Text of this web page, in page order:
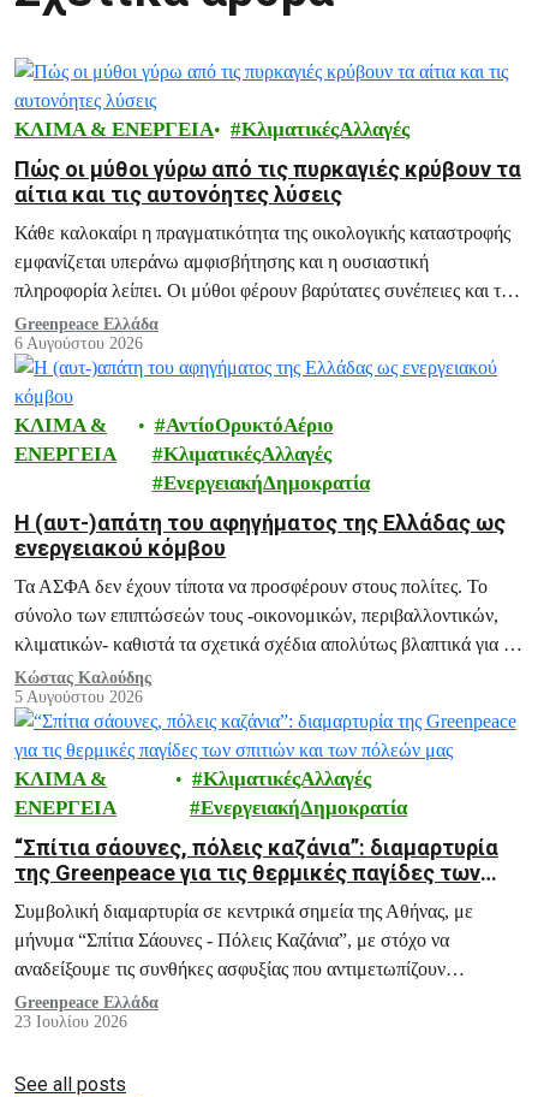
ΚΛΙΜΑ & ΕΝΕΡΓΕΙΑ ΚλιματικέςΑλλαγές
Πώς οι μύθοι γύρω από τις πυρκαγιές κρύβουν τα
αίτια και τις αυτονόητες λύσεις
Κάθε καλοκαίρι η πραγματικότητα της οικολογικής καταστροφής
εμφανίζεται υπεράνω αμφισβήτησης και η ουσιαστική
πληροφορία λείπει. Οι μύθοι φέρουν βαρύτατες συνέπειες και το
ξεδιάλυμά τους αποτελεί ευθύνη μας.
Greenpeace Ελλάδα
6 Αυγούστου 2026
ΚΛΙΜΑ &
ΕΝΕΡΓΕΙΑ
ΑντίοΟρυκτόΑέριο
ΚλιματικέςΑλλαγές
ΕνεργειακήΔημοκρατία
H (αυτ-)απάτη του αφηγήματος της Ελλάδας ως
ενεργειακού κόμβου
Τα ΑΣΦΑ δεν έχουν τίποτα να προσφέρουν στους πολίτες. Το
σύνολο των επιπτώσεών τους -οικονομικών, περιβαλλοντικών,
κλιματικών- καθιστά τα σχετικά σχέδια απολύτως βλαπτικά για το
μέλλον της Ελλάδας.
Κώστας Καλούδης
5 Αυγούστου 2026
ΚΛΙΜΑ &
ΕΝΕΡΓΕΙΑ
ΚλιματικέςΑλλαγές
ΕνεργειακήΔημοκρατία
“Σπίτια σάουνες, πόλεις καζάνια”: διαμαρτυρία
της Greenpeace για τις θερμικές παγίδες των
σπιτιών και των πόλεών μας
Συμβολική διαμαρτυρία σε κεντρικά σημεία της Αθήνας, με
μήνυμα “Σπίτια Σάουνες - Πόλεις Καζάνια”, με στόχο να
αναδείξουμε τις συνθήκες ασφυξίας που αντιμετωπίζουν
εκατομμύρια πολίτες κάθε καλοκαίρι, και ειδικά σε περιόδους
καύσωνα, μέσα στα ίδια τους τα σπίτια.
Greenpeace Ελλάδα
23 Ιουλίου 2026
See all posts